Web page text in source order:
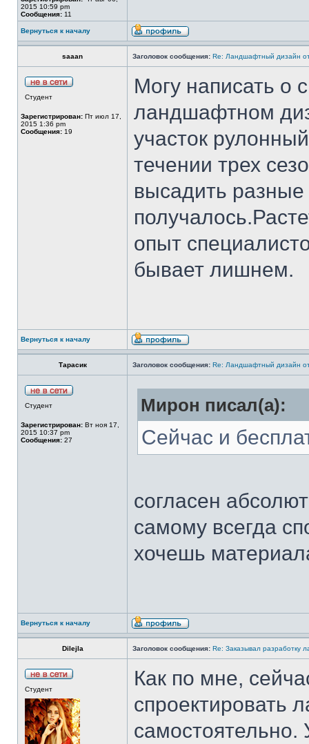
2015 10:59 pm
Сообщения: 11
Вернуться к началу
saaan Заголовок сообщения: Re: Ландшафтный дизайн
Студент
Зарегистрирован: Пт июл 17,
2015 1:36 pm
Сообщения: 19
Могу написать о
ландшафтном
участок
течении трех
высадить разные
опыт
бывает лишнем.
Вернуться к началу
Тарасик Заголовок сообщения: Re: Ландшафтный дизайн
Студент
Зарегистрирован: Вт ноя 17,
2015 10:37 pm
Сообщения: 27
Мирон писал(а):
Сейчас и
согласен
самому всегда
хочешь
Вернуться к началу
Dilejla Заголовок сообщения: Re: Заказывал разработку
Студент
Как по мне,
спроектировать
самостоятельно.